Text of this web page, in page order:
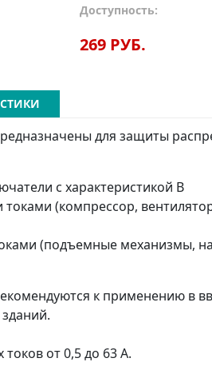
Доступность:
269 РУБ.
для защиты
с характеристикой В
(компрессор,
(подъемные механизмы,
к применению в
от 0,5 до 63 А.